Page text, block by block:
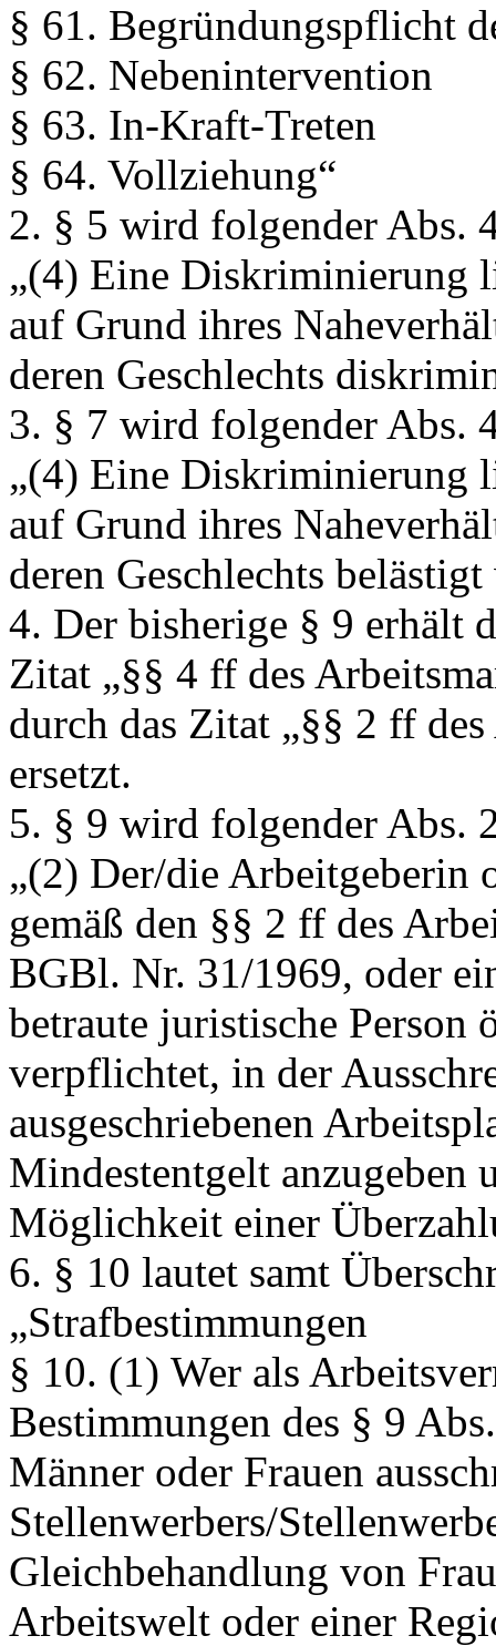
§ 61. Begründungspflicht
§ 62. Nebenintervention
§ 63. In-Kraft-Treten
§ 64. Vollziehung“
2. § 5 wird folgender Abs.
„(4) Eine Diskriminierung
auf Grund ihres
deren Geschlechts
3. § 7 wird folgender Abs.
„(4) Eine Diskriminierung
auf Grund ihres
deren Geschlechts
4. Der bisherige § 9 erhält
Zitat „§§ 4 ff des
durch das Zitat „§§ 2 ff
ersetzt.
5. § 9 wird folgender Abs.
„(2) Der/die Arbeitgeberin
gemäß den §§ 2 ff des
BGBl. Nr. 31/1969, oder
betraute juristische Person
verpflichtet, in der
ausgeschriebenen
Mindestentgelt anzugeben
Möglichkeit einer
6. § 10 lautet samt
„Strafbestimmungen
§ 10. (1) Wer als
Bestimmungen des § 9
Männer oder Frauen
Stellenwerbers/
Gleichbehandlung von
Arbeitswelt oder einer